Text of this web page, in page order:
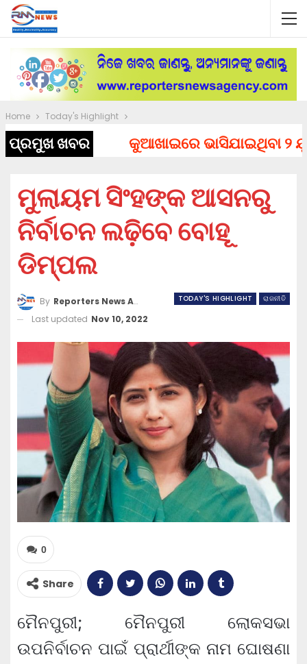
Home Today's Highlight
ପ୍ରମୁଖ ଖବର କୁଆଖାଇରେ ଭାସିଯାଇଥିବା ୨
ମୁଲାୟମ ସିଂହଙ୍କ ଆସନରୁ
ନିର୍ବାଚନ ଲଢ଼ିବେ ବୋହୂ
ଡିମ୍ପଲ
TODAY'S HIGHLIGHT ରାଜନୀତି
By Reporters News Agency
Last updated Nov 10, 2022
0
Share
ମୈନପୁରୀ; ମୈନପୁରୀ ଲୋକସଭା
ଉପନିର୍ବାଚନ ପାଇଁ ପ୍ରାର୍ଥୀଙ୍କ ନାମ ଘୋଷଣା